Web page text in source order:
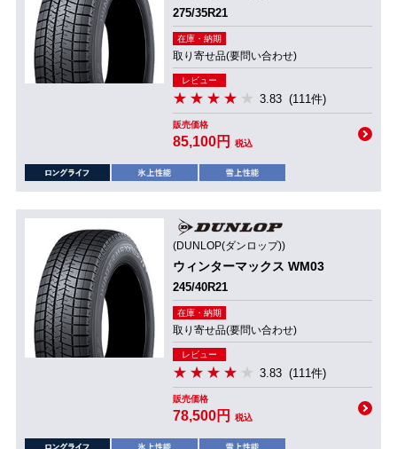
275/35R21
在庫・納期
取り寄せ品(要問い合わせ)
レビュー
3.83 (111件)
販売価格
85,100円 税込
(DUNLOP(ダンロップ))
ウィンターマックス WM03
245/40R21
在庫・納期
取り寄せ品(要問い合わせ)
レビュー
3.83 (111件)
販売価格
78,500円 税込